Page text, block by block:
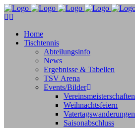
Home
Tischtennis
Abteilungsinfo
News
Ergebnisse & Tabellen
TSV Arena
Events/Bilder
Vereinsmeisterschaften
Weihnachtsfeiern
Vatertagswanderungen
Saisonabschluss